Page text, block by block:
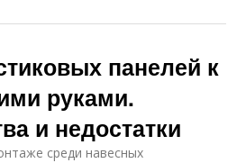
панелей к
руками.
и недостатки
среди навесных